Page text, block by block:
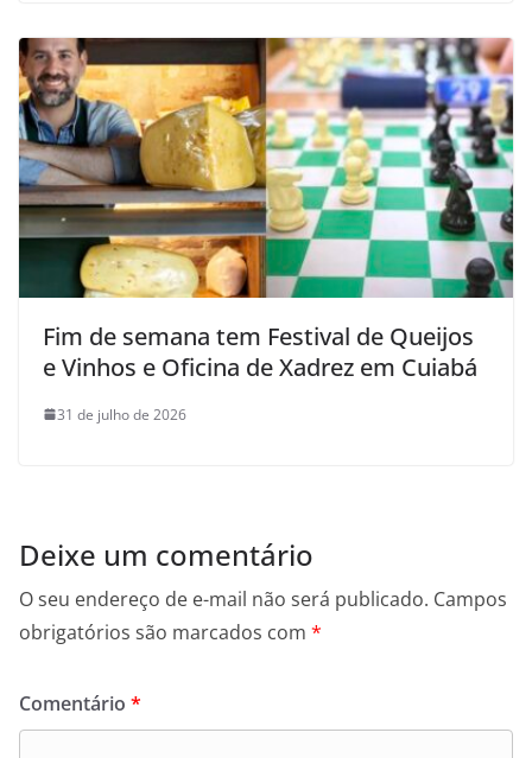
Fim de semana tem Festival de Queijos
e Vinhos e Oficina de Xadrez em Cuiabá
31 de julho de 2026
Deixe um comentário
O seu endereço de e-mail não será publicado. Campos
obrigatórios são marcados com *
Comentário *